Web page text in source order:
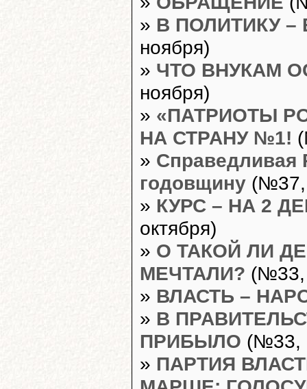
» В ПОЛИТИКУ –
ноября)
» ЧТО ВНУКАМ
ноября)
» «ПАТРИОТЫ
НА СТРАНУ №1!
» Справедливая
годовщину (№37,
» КУРС – НА 2
октября)
» О ТАКОЙ ЛИ
МЕЧТАЛИ? (№33,
» ВЛАСТЬ –
» В
ПРИБЫЛО (№33,
» ПАРТИЯ